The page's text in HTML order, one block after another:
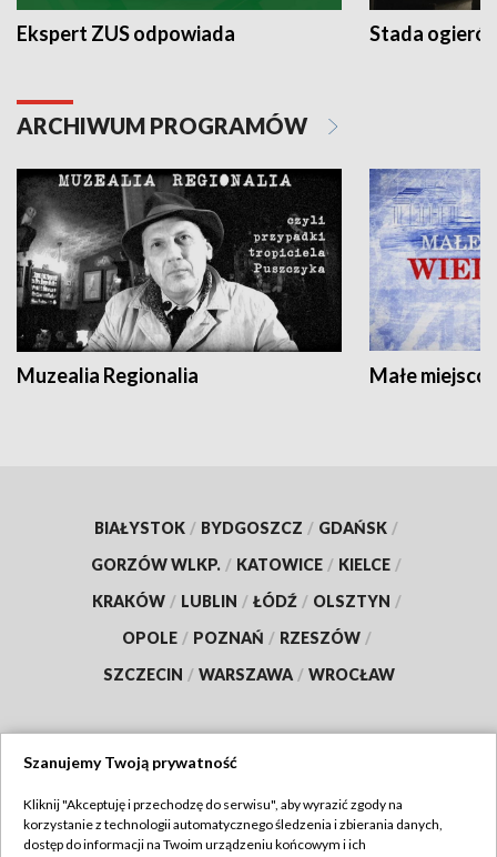
Ekspert ZUS odpowiada Stada
ARCHIWUM PROGRAMÓW
Muzealia Regionalia Małe
BIAŁYSTOK / BYDGOSZCZ / GDAŃSK /
GORZÓW WLKP. / KATOWICE / KIELCE /
KRAKÓW / LUBLIN / ŁÓDŹ / OLSZTYN /
OPOLE / POZNAŃ / RZESZÓW /
SZCZECIN / WARSZAWA / WROCŁAW
TVP
Szanujemy Twoją prywatność
Kliknij "Akceptuję i przechodzę do serwisu", aby wyrazić zgody na
korzystanie z technologii automatycznego śledzenia i zbierania danych,
dostęp do informacji na Twoim urządzeniu końcowym i ich